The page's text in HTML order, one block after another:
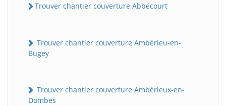
Trouver chantier couverture Abbécourt
Trouver chantier couverture Ambérieu-en-
Bugey
Trouver chantier couverture Ambérieux-en-
Dombes